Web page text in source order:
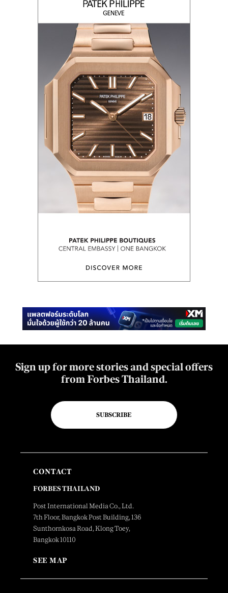
Sign up for more stories and special offers
from Forbes Thailand.
SUBSCRIBE
CONTACT
FORBES THAILAND
Post International Media Co., Ltd.
7th Floor, Bangkok Post Building, 136
Sunthornkosa Road, Klong Toey,
Bangkok 10110
SEE MAP